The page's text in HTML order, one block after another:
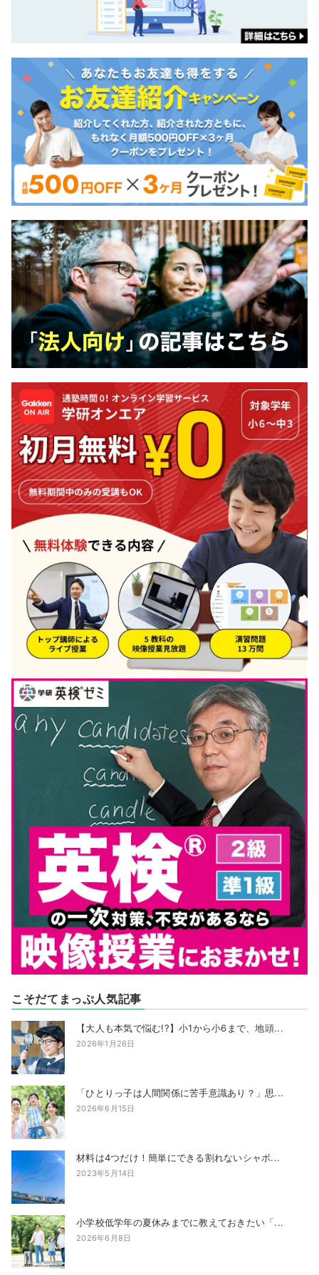
こそだてまっぷ人気記事
【大人も本気で悩む!?】小1から小6まで、地頭...
2026年1月26日
「ひとりっ子は人間関係に苦手意識あり？」思...
2026年6月15日
材料は4つだけ！簡単にできる割れないシャボ...
2023年5月14日
小学校低学年の夏休みまでに教えておきたい「...
2026年6月8日